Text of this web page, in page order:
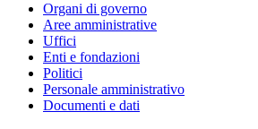
Organi di governo
Aree amministrative
Uffici
Enti e fondazioni
Politici
Personale amministrativo
Documenti e dati